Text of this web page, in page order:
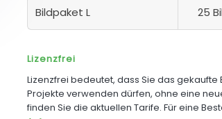
Bildpaket L 25
Lizenzfrei
Lizenzfrei bedeutet, dass Sie das
Projekte verwenden dürfen, ohne eine
finden Sie die aktuellen Tarife. Für eine